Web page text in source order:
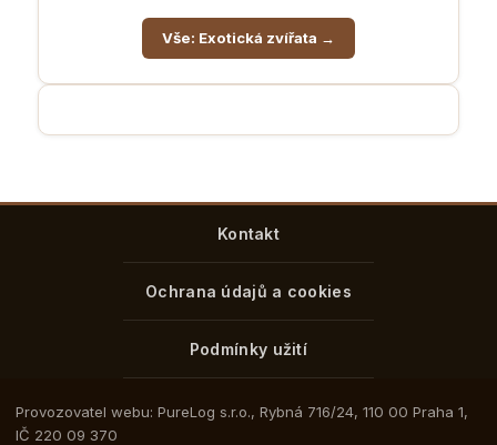
Vše: Exotická zvířata →
Kontakt
Ochrana údajů a cookies
Podmínky užití
Provozovatel webu: PureLog s.r.o., Rybná 716/24, 110 00 Praha 1,
IČ 220 09 370